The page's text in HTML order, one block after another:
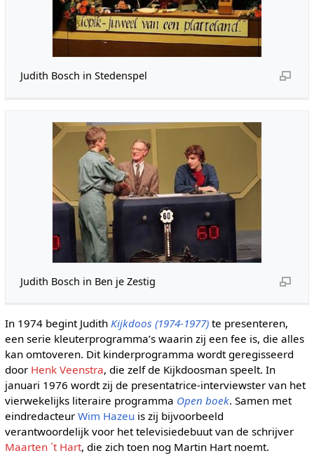
Judith Bosch in Stedenspel
Judith Bosch in Ben je Zestig
In 1974 begint Judith Kijkdoos (1974-1977)te presenteren,
een serie kleuterprogramma’s waarin zij een fee is, die alles
kan omtoveren. Dit kinderprogramma wordt geregisseerd
door Henk Veenstra, die zelf de Kijkdoosman speelt. In
januari 1976 wordt zij de presentatrice-interviewster van het
vierwekelijks literaire programma Open boek. Samen met
eindredacteur Wim Hazeu is zij bijvoorbeeld
verantwoordelijk voor het televisiedebuut van de schrijver
Maarten ´t Hart, die zich toen nog Martin Hart noemt.